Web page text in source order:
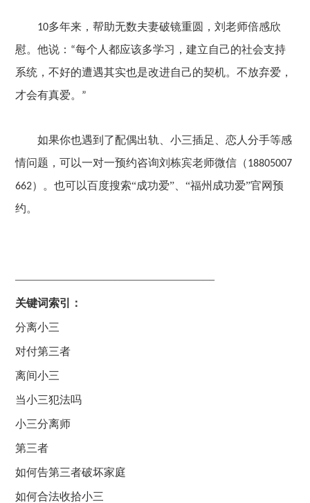
10多年来，帮助无数夫妻破镜重圆，刘老师倍感欣
慰。他说： “每个人都应该多学习，建立自己的社会支持
系统，不好的遭遇其实也是改进自己的契机。不放弃爱，
才会有真爱。 ”
如果你也遇到了配偶出轨、小三插足、恋人分手等感
情问题，可以一对一预约咨询刘栋宾老师微信（18805007
662） 。也可以百度搜索“成功爱”、“福州成功爱”官网预
约。
——————————————————
关键词索引：
分离小三
对付第三者
离间小三
当小三犯法吗
小三分离师
第三者
如何告第三者破坏家庭
如何合法收拾小三